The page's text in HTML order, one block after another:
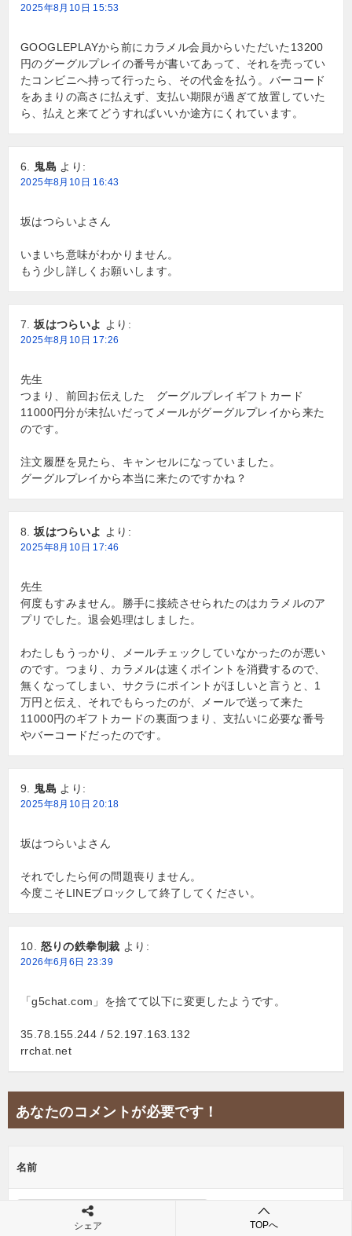
2025年8月10日 15:53
GOOGLEPLAYから前にカラメル会員からいただいた13200
円のグーグルプレイの番号が書いてあって、それを売ってい
たコンビニへ持って行ったら、その代金を払う。バーコード
をあまりの高さに払えず、支払い期限が過ぎて放置していた
ら、払えと来てどうすればいいか途方にくれています。
鬼島 より:
2025年8月10日 16:43
坂はつらいよさん
いまいち意味がわかりません。
もう少し詳しくお願いします。
坂はつらいよ より:
2025年8月10日 17:26
先生
つまり、前回お伝えした グーグルプレイギフトカード
11000円分が未払いだってメールがグーグルプレイから来た
のです。
注文履歴を見たら、キャンセルになっていました。
グーグルプレイから本当に来たのですかね？
坂はつらいよ より:
2025年8月10日 17:46
先生
何度もすみません。勝手に接続させられたのはカラメルのア
プリでした。退会処理はしました。
わたしもうっかり、メールチェックしていなかったのが悪い
のです。つまり、カラメルは速くポイントを消費するので、
無くなってしまい、サクラにポイントがほしいと言うと、1
万円と伝え、それでもらったのが、メールで送って来た
11000円のギフトカードの裏面つまり、支払いに必要な番号
やバーコードだったのです。
鬼島 より:
2025年8月10日 20:18
坂はつらいよさん
それでしたら何の問題喪りません。
今度こそLINEブロックして終了してください。
怒りの鉄拳制裁 より:
2026年6月6日 23:39
「g5chat.com」を捨てて以下に変更したようです。
35.78.155.244 / 52.197.163.132
rrchat.net
あなたのコメントが必要です！
名前
シェア TOPへ